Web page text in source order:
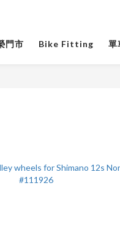
門市 Bike Fitting 單